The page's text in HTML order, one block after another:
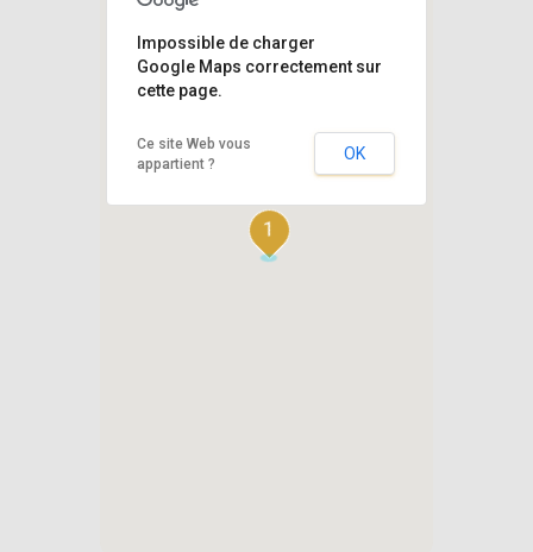
1
Impossible de charger
Google Maps correctement sur
cette page.
Ce site Web vous
appartient ?
OK